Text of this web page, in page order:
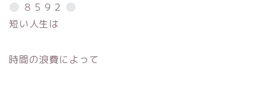
８５９２
短い人生は
時間の浪費によって